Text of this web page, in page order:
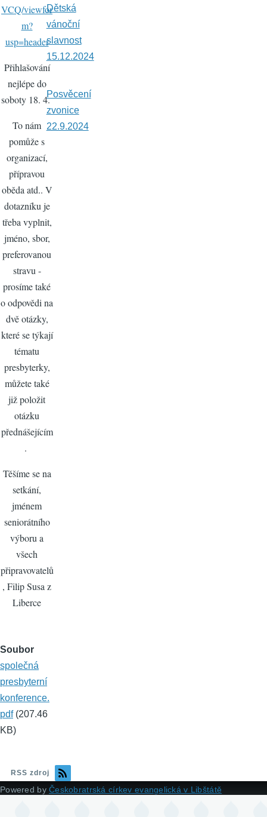
VCQ/viewfor
m?
usp=header
Přihlašování
nejlépe do
soboty 18. 4.
To nám
pomůže s
organizací,
přípravou
oběda atd.. V
dotazníku je
třeba vyplnit,
jméno, sbor,
preferovanou
stravu -
prosíme také
o odpovědi na
dvě otázky,
které se týkají
tématu
presbyterky,
můžete také
již položit
otázku
přednášejícím
.
Těšíme se na
setkání,
jménem
seniorátního
výboru a
všech
připravovatelů
, Filip Susa z
Liberce
Soubor
společná
presbyterní
konference.
pdf (207.46
KB)
Dětská
vánoční
slavnost
15.12.2024
Posvěcení
zvonice
22.9.2024
RSS zdroj
Powered byČeskobratrská církev evangelická v Libštátě